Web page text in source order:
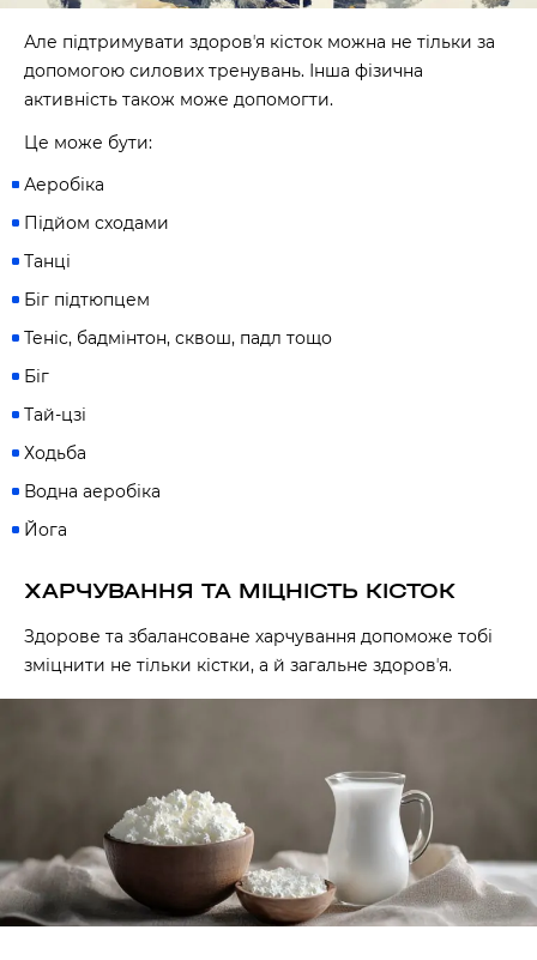
Але підтримувати здоровʼя кісток можна не тільки за
допомогою силових тренувань. Інша фізична
активність також може допомогти.
Це може бути:
Аеробіка
Підйом сходами
Танці
Біг підтюпцем
Теніс, бадмінтон, сквош, падл тощо
Біг
Тай-цзі
Ходьба
Водна аеробіка
Йога
ХАРЧУВАННЯ ТА МІЦНІСТЬ КІСТОК
Здорове та збалансоване харчування допоможе тобі
зміцнити не тільки кістки, а й загальне здоровʼя.
Наше право на життя, свободу та
творчість вибороли ті, хто свої життя —
віддав.
Ми пам’ятаємо.